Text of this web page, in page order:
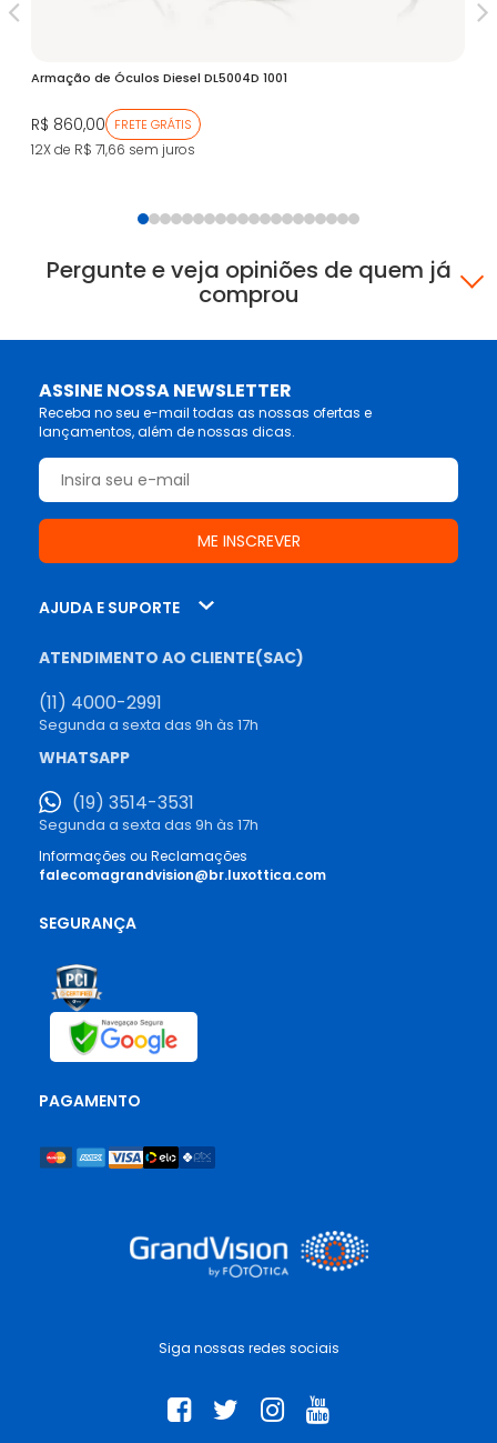
Armação de Óculos Diesel DL5004D 1001
R$ 860,00 FRETE GRÁTIS
12X de R$ 71,66 sem juros
Pergunte e veja opiniões de quem já
comprou
ASSINE NOSSA NEWSLETTER
Receba no seu e-mail todas as nossas ofertas e
lançamentos, além de nossas dicas.
Siga nossas redes sociais
AJUDA E SUPORTE
ATENDIMENTO AO CLIENTE(SAC)
(11) 4000-2991
Segunda a sexta das 9h às 17h
WHATSAPP
(19) 3514-3531
Segunda a sexta das 9h às 17h
Informações ou Reclamações
falecomagrandvision@br.luxottica.com
SEGURANÇA
PAGAMENTO